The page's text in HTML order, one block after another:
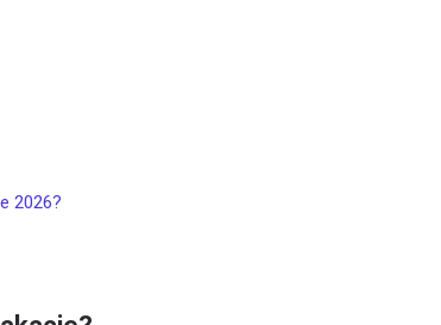
2026?